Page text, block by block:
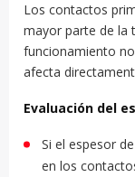
Los contactos
mayor parte de la
funcionamiento
afecta
Evaluación del
Si el espesor
en los